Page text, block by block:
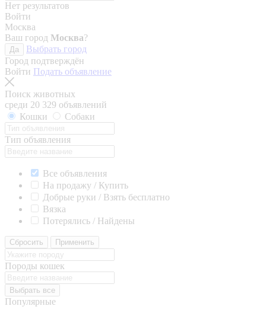
Нет результатов
Войти
Москва
Ваш город Москва?
Да
Выбрать город
Город подтверждён
Войти Подать объявление
Поиск животных
среди 20 329 объявлений
Кошки
Собаки
Тип объявления
Все объявления
На продажу / Купить
Добрые руки / Взять бесплатно
Вязка
Потерялись / Найдены
Сбросить Применить
Породы кошек
Выбрать все
Популярные